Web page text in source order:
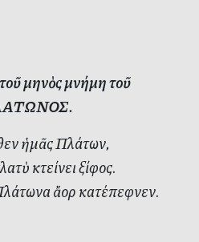
μηνὸς μνήμη τοῦ
ἡμᾶς Πλάτων,
κτείνει ξίφος.
ἄορ κατέπεφνεν.